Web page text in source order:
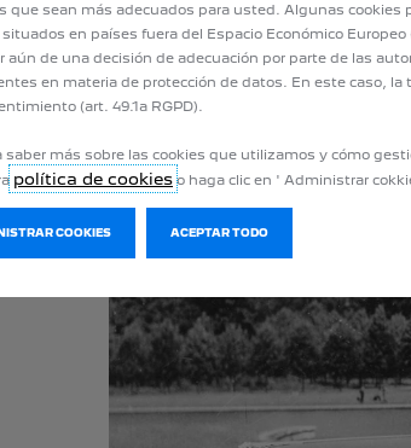
que sean más adecuados para usted. Algunas cookies
en países fuera del Espacio Económico
aún de una decisión de adecuación por parte de las
en materia de protección de datos. En este caso, la
(art. 49.1a RGPD).
saber más sobre las cookies que utilizamos y cómo
política de cookies o haga clic en ' Administrar
COOKIES ACEPTAR TODO